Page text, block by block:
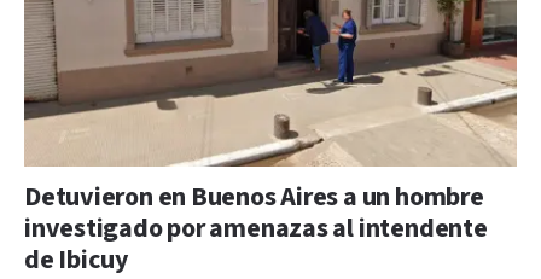
Detuvieron en Buenos Aires a un hombre
investigado por amenazas al intendente
de Ibicuy